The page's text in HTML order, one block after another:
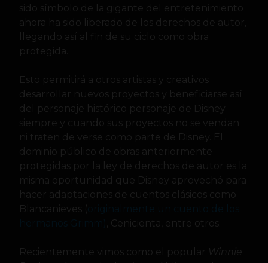
sido símbolo de la gigante del entretenimiento
ahora ha sido liberado de los derechos de autor,
llegando así al fin de su ciclo como obra
protegida.
Esto permitirá a otros artistas y creativos
desarrollar nuevos proyectos y beneficiarse así
del personaje histórico personaje de Disney
siempre y cuando sus proyectos no se vendan
ni traten de verse como parte de Disney. El
dominio público de obras anteriormente
protegidas por la ley de derechos de autor es la
misma oportunidad que Disney aprovechó para
hacer adaptaciones de cuentos clásicos como
Blancanieves (
, Cenicienta, entre otros.
Recientemente vimos como el popular Winnie